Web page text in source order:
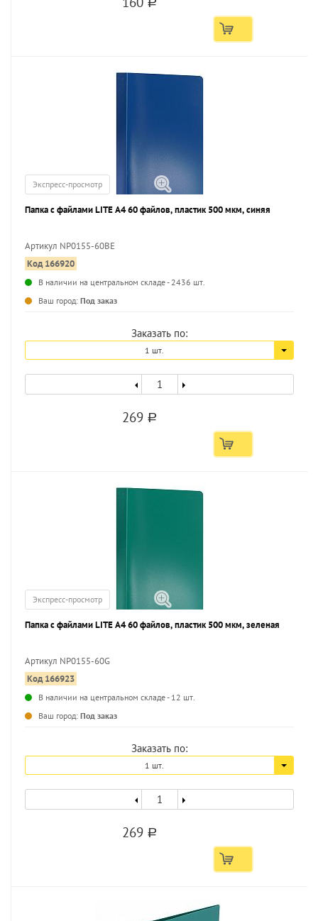
a
Экспресс-просмотр
Папка с файлами LITE А4 60 файлов, пластик 500 мкм, синяя
Артикул NP0155-60BE
Код 166920
В наличии на центральном складе - 2436 шт.
Ваш город: Под заказ
Заказать по:
1 шт.
269 a
Экспресс-просмотр
Папка с файлами LITE А4 60 файлов, пластик 500 мкм, зеленая
Артикул NP0155-60G
Код 166923
В наличии на центральном складе - 12 шт.
Ваш город: Под заказ
Заказать по:
1 шт.
269 a